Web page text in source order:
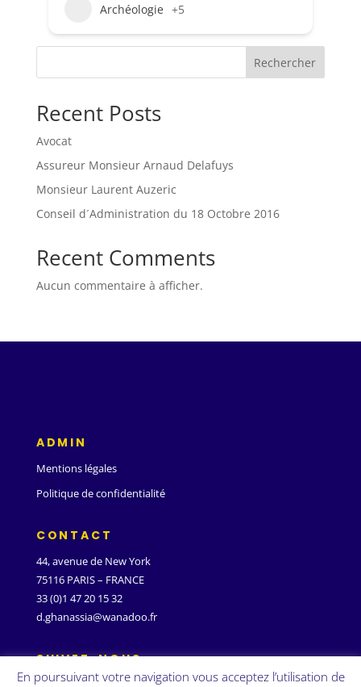
Archéologie +5
Rechercher
Recent Posts
Avocat
Assureur Monsieur Arnaud Delafuys
Monsieur Laurent Auzeric
Conseil d´Administration du 18 Octobre 2016
Recent Comments
Aucun commentaire à afficher.
ADMIN
Mentions légales
Politique de confidentialité
CONTACT
44, avenue de New York
75116 PARIS – FRANCE
33 (0)1 47 20 15 32
d.ghanassia@wanadoo.fr
SUIVEZ-NOUS
En poursuivant votre navigation vous acceptez l’utilisation de